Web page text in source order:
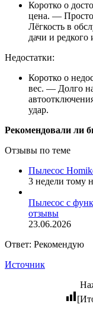
Коротко о
цена. —
Лёгкость в
дачи и редкого
Недостатки:
Коротко о
вес. — Долго
удар.
Рекомендовали ли
Отзывы по теме
Пылесос
3 недели тому
Пылесос с
отзывы
23.06.2026
Ответ: Рекомендую
Источник